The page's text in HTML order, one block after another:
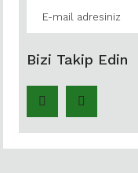
Bizi Takip Edin